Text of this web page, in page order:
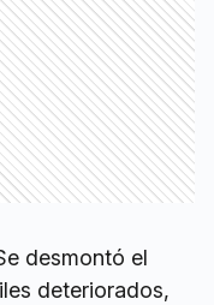
desmontó el
deteriorados,